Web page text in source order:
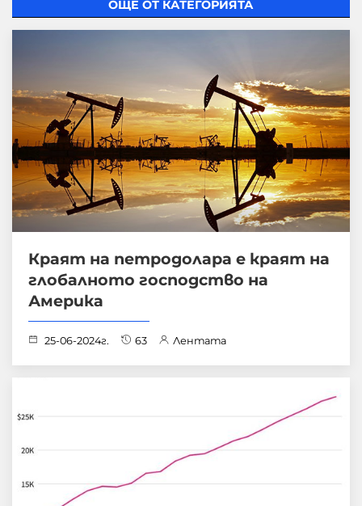
ОЩЕ ОТ КАТЕГОРИЯТА
Краят на петродолара е краят на
глобалното господство на
Америка
25-06-2024г. 63 Лентата